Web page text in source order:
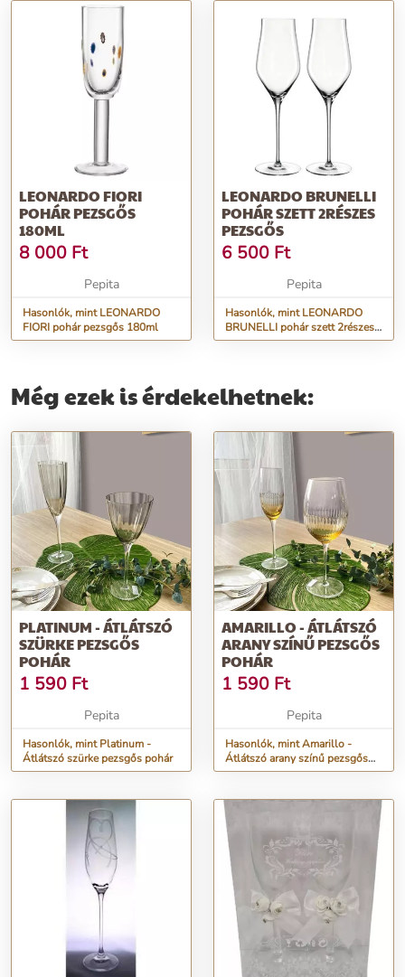
LEONARDO FIORI
POHÁR PEZSGŐS
180ML
8 000 Ft
Pepita
Hasonlók, mint LEONARDO
FIORI pohár pezsgős 180ml
LEONARDO BRUNELLI
POHÁR SZETT 2RÉSZES
PEZSGŐS
6 500 Ft
Pepita
Hasonlók, mint LEONARDO
BRUNELLI pohár szett 2részes
pezsgős
Még ezek is érdekelhetnek:
PLATINUM - ÁTLÁTSZÓ
SZÜRKE PEZSGŐS
POHÁR
1 590 Ft
Pepita
Hasonlók, mint Platinum -
Átlátszó szürke pezsgős pohár
AMARILLO - ÁTLÁTSZÓ
ARANY SZÍNŰ PEZSGŐS
POHÁR
1 590 Ft
Pepita
Hasonlók, mint Amarillo -
Átlátszó arany színű pezsgős
pohár